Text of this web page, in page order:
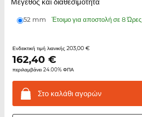
52 mm Έτοιμο για αποστολή σε 8 Ώρες
Ενδεικτική τιμή λιανικής 203,00 €
162,40 €
περιλαμβάνει 24.00% ΦΠΑ
Στο καλάθιαγορών